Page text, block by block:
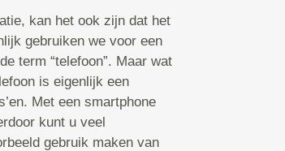
kan het ook zijn dat het
gebruiken we voor een
term “telefoon”. Maar wat
is eigenlijk een
Met een smartphone
kunt u veel
gebruik maken van